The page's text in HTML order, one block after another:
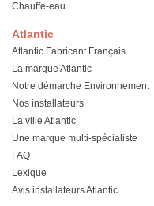
Atlantic
Atlantic Fabricant Français
La marque Atlantic
Notre démarche Environnement
Nos installateurs
La ville Atlantic
Une marque multi-spécialiste
FAQ
Lexique
Avis installateurs Atlantic
Chauffe-eau